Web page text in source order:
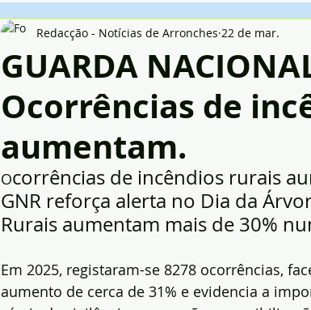
GUARDA
Ocorrências de
aumentam.
Redacção - Notícias de Arronches 22 de mar.
Ocorrências de incêndios rurais
GNR reforça alerta no Dia da
Rurais aumentam mais de 30%
Em 2025, registaram-se 8278 ocorrências,
aumento de cerca de 31% e evidencia a